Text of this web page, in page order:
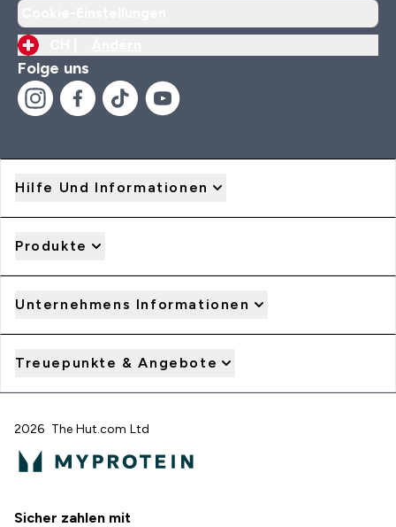
Folge uns
Hilfe Und Informationen
Produkte
Unternehmens Informationen
Treuepunkte & Angebote
2026 The Hut.com Ltd
Sicher zahlen mit